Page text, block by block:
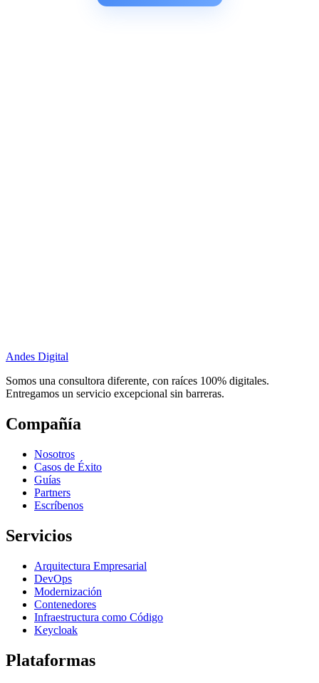
Andes Digital
Somos una consultora diferente, con raíces 100% digitales.
Entregamos un servicio excepcional sin barreras.
Compañía
Nosotros
Casos de Éxito
Guías
Partners
Escríbenos
Servicios
Arquitectura Empresarial
DevOps
Modernización
Contenedores
Infraestructura como Código
Keycloak
Plataformas